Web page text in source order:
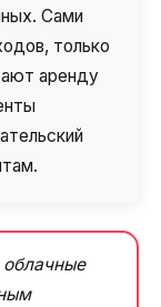
Сами
только
аренду
облачные